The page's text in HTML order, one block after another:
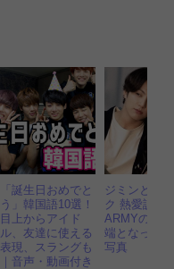
「誕生日おめでと
う」韓国語10選！
目上からアイド
ル、友達に使える
表現、スラングも
｜音声・動画付き
ジミンとジ
ク 熱愛説？
ARMYの妄
端となった1
写真